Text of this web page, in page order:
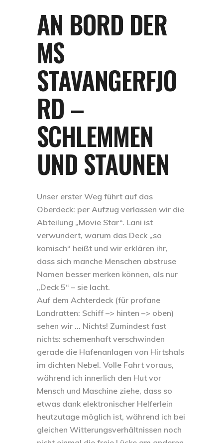
AN BORD DER
MS
STAVANGERFJO
RD –
SCHLEMMEN
UND STAUNEN
Unser erster Weg führt auf das
Oberdeck: per Aufzug verlassen wir die
Abteilung „Movie Star“. Lani ist
verwundert, warum das Deck „so
komisch“ heißt und wir erklären ihr,
dass sich manche Menschen abstruse
Namen besser merken können, als nur
„Deck 5“ – sie lacht.
Auf dem Achterdeck (für profane
Landratten: Schiff –> hinten –> oben)
sehen wir … Nichts! Zumindest fast
nichts: schemenhaft verschwinden
gerade die Hafenanlagen von Hirtshals
im dichten Nebel. Volle Fahrt voraus,
während ich innerlich den Hut vor
Mensch und Maschine ziehe, dass so
etwas dank elektronischer Helferlein
heutzutage möglich ist, während ich bei
gleichen Witterungsverhältnissen noch